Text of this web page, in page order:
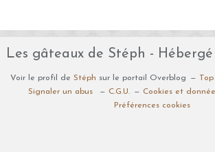
Les gâteaux de Stéph -
Voir le profil de Stéph sur le portail Overblog
Signaler un abus
C.G.U.
Cookies et
Préférences cookies